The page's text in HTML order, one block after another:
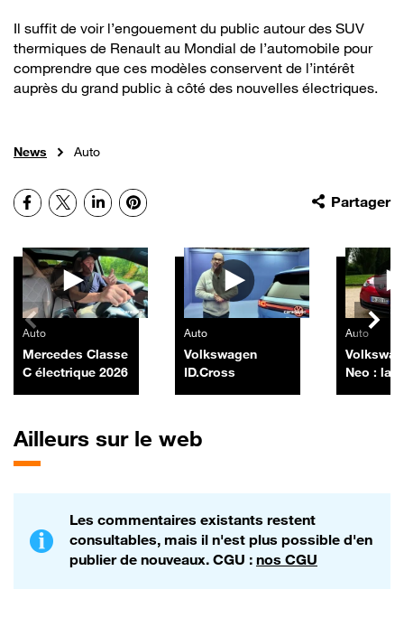
Il suffit de voir l’engouement du public autour des SUV
thermiques de Renault au Mondial de l’automobile pour
comprendre que ces modèles conservent de l’intérêt
auprès du grand public à côté des nouvelles électriques.
News Auto
Partager
Facebook
X LinkedInPinterest
Autres vidéos
Auto
Mercedes Classe
C électrique 2026
Auto
Volkswagen
ID.Cross
Auto
Neo : la
Ailleurs sur le web
Les commentaires existants restent
consultables, mais il n'est plus possible d'en
publier de nouveaux. CGU : nos CGU